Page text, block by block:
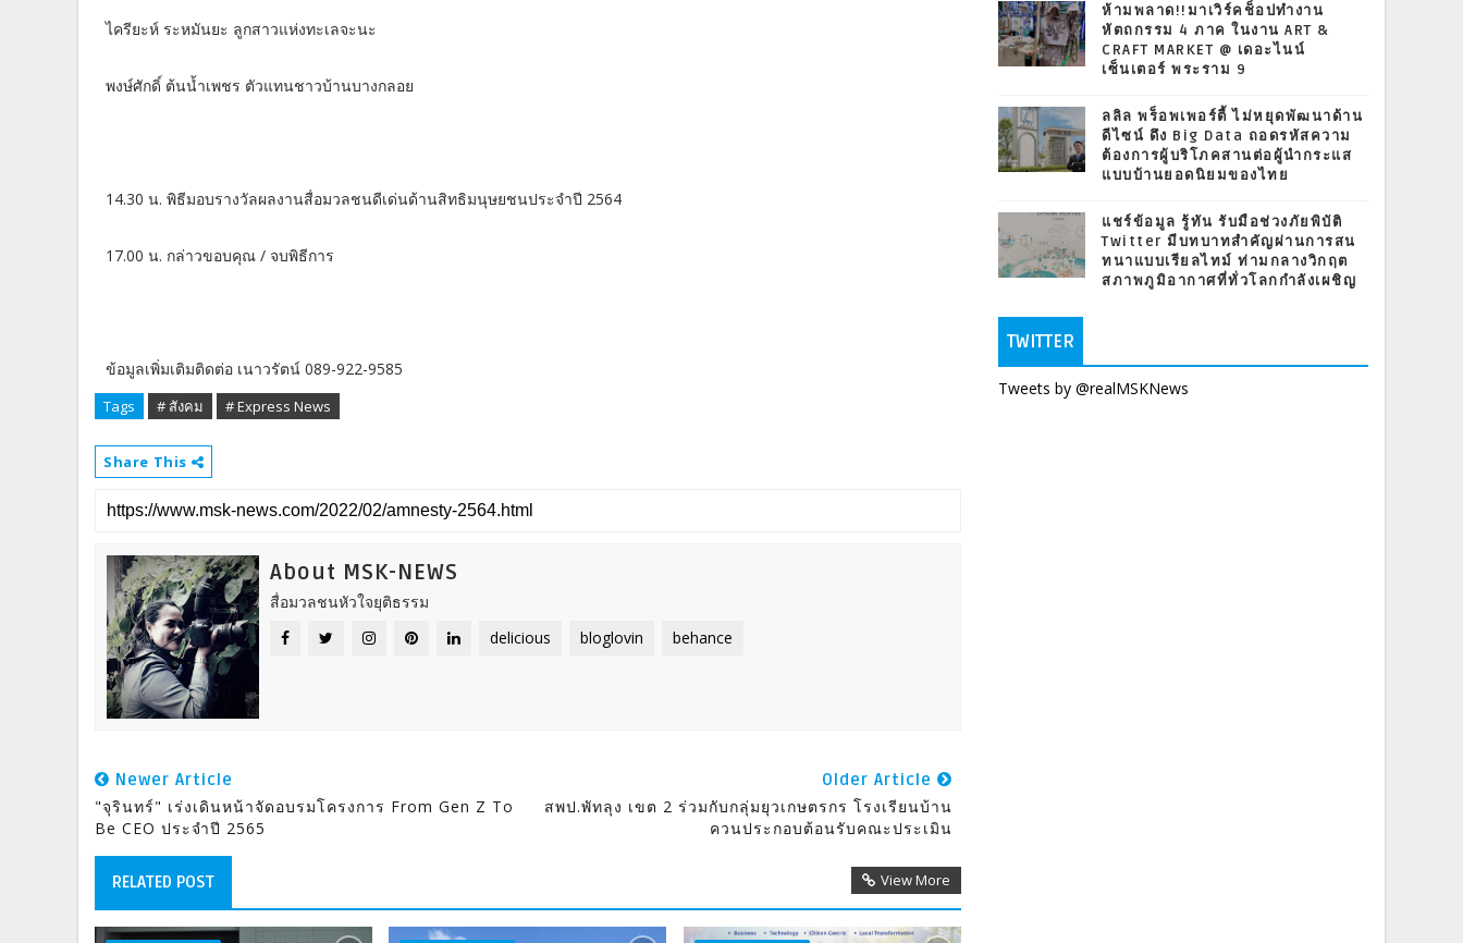
ไครียะห์ ระหมันยะ ลูกสาวแห่งทะเลจะนะ
พงษ์ศักดิ์ ต้นน้ำเพชร ตัวแทนชาวบ้านบางกลอย
14.30 น. พิธีมอบรางวัลผลงานสื่อมวลชนดีเด่นด้านสิทธิมนุษยชนประจำปี 2564
17.00 น. กล่าวขอบคุณ / จบพิธีการ
ข้อมูลเพิ่มเติมติดต่อ เนาวรัตน์ 089-922-9585
Tags # สังคม # Express News
Share This
About MSK-NEWS
สื่อมวลชนหัวใจยุติธรรม
delicious
bloglovin behance
Newer Article
"จุรินทร์" เร่งเดินหน้าจัดอบรมโครงการ From Gen Z To
Be CEO ประจำปี 2565
Older Article
สพป.พัทลุง เขต 2 ร่วมกับกลุ่มยุวเกษตรกร โรงเรียนบ้าน
ควนประกอบต้อนรับคณะประเมิน
RELATED POST View More
ห้ามพลาด!!มาเวิร์คช็อปทำงาน
หัตถกรรม 4 ภาค ในงาน ART &
CRAFT MARKET @ เดอะไนน์
เซ็นเตอร์ พระราม 9
ลลิล พร็อพเพอร์ตี้ ไม่หยุดพัฒนาด้าน
ดีไซน์ ดึง Big Data ถอดรหัสความ
ต้องการผู้บริโภคสานต่อผู้นำกระแส
แบบบ้านยอดนิยมของไทย
แชร์ข้อมูล รู้ทัน รับมือช่วงภัยพิบัติ
Twitter มีบทบาทสำคัญผ่านการสน
ทนาแบบเรียลไทม์ ท่ามกลางวิกฤต
สภาพภูมิอากาศที่ทั่วโลกกำลังเผชิญ
TWITTER
Tweets by @realMSKNews